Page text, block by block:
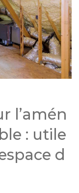
l’amén
: utile
d